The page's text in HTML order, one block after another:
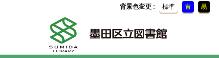
背景色変更 標準 青 黒